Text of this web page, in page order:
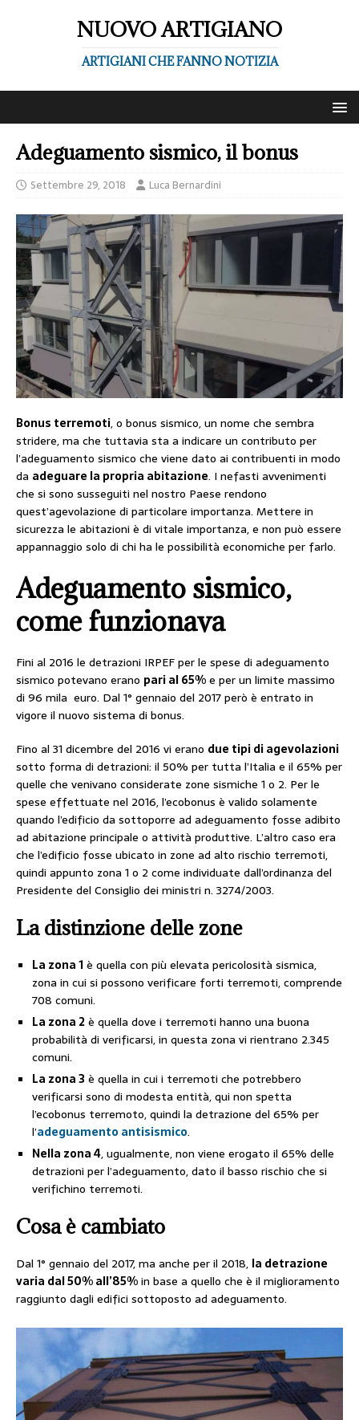
NUOVO ARTIGIANO
ARTIGIANI CHE FANNO NOTIZIA
Adeguamento sismico, il bonus
Settembre 29, 2018 Luca Bernardini
Bonus terremoti, o bonus sismico, un nome che sembra
stridere, ma che tuttavia sta a indicare un contributo per
l’adeguamento sismico che viene dato ai contribuenti in modo
da adeguare la propria abitazione. I nefasti avvenimenti
che si sono susseguiti nel nostro Paese rendono
quest’agevolazione di particolare importanza. Mettere in
sicurezza le abitazioni è di vitale importanza, e non può essere
appannaggio solo di chi ha le possibilità economiche per farlo.
Adeguamento sismico,
come funzionava
Fini al 2016 le detrazioni IRPEF per le spese di adeguamento
sismico potevano erano pari al 65%e per un limite massimo
di 96 mila euro. Dal 1° gennaio del 2017 però è entrato in
vigore il nuovo sistema di bonus.
Fino al 31 dicembre del 2016 vi erano due tipi di agevolazioni
sotto forma di detrazioni: il 50% per tutta l’Italia e il 65% per
quelle che venivano considerate zone sismiche 1 o 2. Per le
spese effettuate nel 2016, l’ecobonus è valido solamente
quando l’edificio da sottoporre ad adeguamento fosse adibito
ad abitazione principale o attività produttive. L’altro caso era
che l’edificio fosse ubicato in zone ad alto rischio terremoti,
quindi appunto zona 1 o 2 come individuate dall’ordinanza del
Presidente del Consiglio dei ministri n. 3274/2003.
La distinzione delle zone
La zona 1è quella con più elevata pericolosità sismica,
zona in cui si possono verificare forti terremoti, comprende
708 comuni.
La zona 2è quella dove i terremoti hanno una buona
probabilità di verificarsi, in questa zona vi rientrano 2.345
comuni.
La zona 3 è quella in cui i terremoti che potrebbero
verificarsi sono di modesta entità, qui non spetta
l’ecobonus terremoto, quindi la detrazione del 65% per
l’adeguamento antisismico.
Nella zona 4, ugualmente, non viene erogato il 65% delle
detrazioni per l’adeguamento, dato il basso rischio che si
verifichino terremoti.
Cosa è cambiato
Dal 1° gennaio del 2017, ma anche per il 2018, la detrazione
varia dal 50% all’85%in base a quello che è il miglioramento
raggiunto dagli edifici sottoposto ad adeguamento.